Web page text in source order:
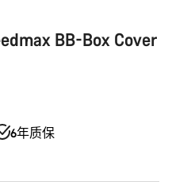
BB-Box Cover
6年质保